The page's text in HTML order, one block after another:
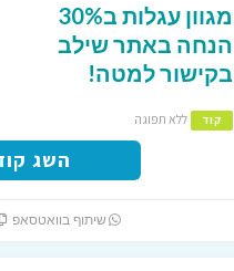
מגוון עגלות ב30%
הנחה באתר שילב
בקישור למטה!
קוד ללא תפוגה
השג
שיתוף בוואטסאפ